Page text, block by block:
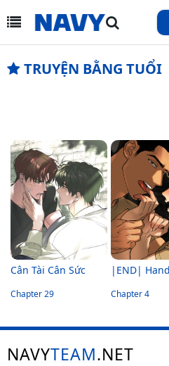
TRUYỆN BẰNG TUỔI
Cân Tài Cân Sức
Chapter 29 Chapter 4
NAVYTEAM.NET